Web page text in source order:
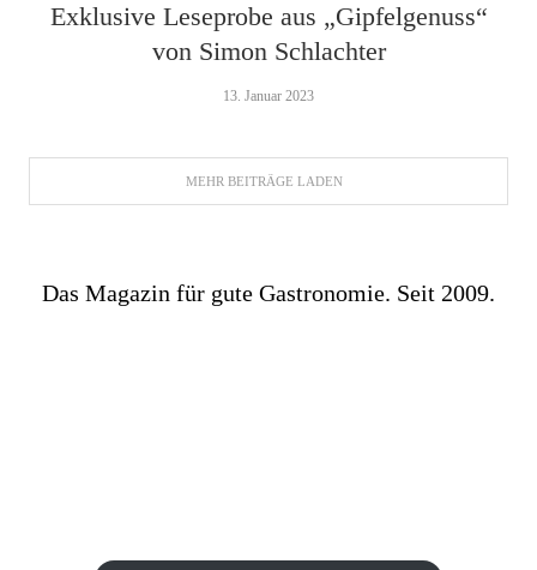
Exklusive Leseprobe aus „Gipfelgenuss“
von Simon Schlachter
13. Januar 2023
MEHR BEITRÄGE LADEN
Das Magazin für gute Gastronomie. Seit 2009.